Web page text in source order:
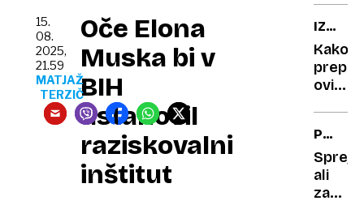
Oče Elona
Muska bi v
BIH
ustanovil
raziskovalni
inštitut
15.
08.
2025,
21.59
MATJAŽ
TERZIČ
ljubi
z
droni
na
nebu
2.
DEL
Kako
ovire
do
ali